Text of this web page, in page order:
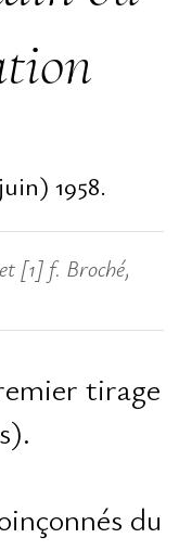
1958.
[1] f. Broché,
tirage
du